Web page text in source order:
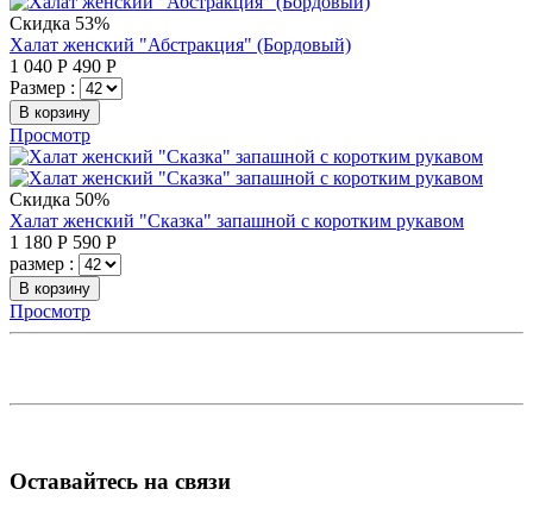
Скидка 53%
Халат женский "Абстракция" (Бордовый)
1 040 Р 490 Р
Размер :
В корзину
Просмотр
Скидка 50%
Халат женский "Сказка" запашной с коротким рукавом
1 180 Р 590 Р
размер :
В корзину
Просмотр
Оставайтесь на связи